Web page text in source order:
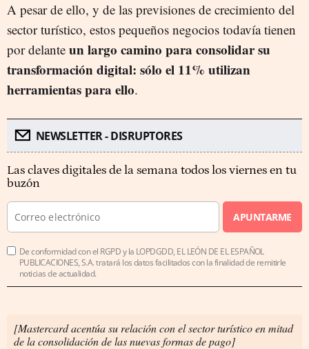
A pesar de ello, y de las previsiones de crecimiento del
sector turístico, estos pequeños negocios todavía tienen
por delante un largo camino para consolidar su
transformación digital: sólo el 11% utilizan
herramientas para ello.
NEWSLETTER - DISRUPTORES
Las claves digitales de la semana todos los viernes en tu
buzón
APUNTARME
De conformidad con el RGPD y la LOPDGDD, EL LEÓN DE EL ESPAÑOL
PUBLICACIONES, S.A. tratará los datos facilitados con la finalidad de remitirle
noticias de actualidad.
[Mastercard acentúa su relación con el sector turístico en mitad
de la consolidación de las nuevas formas de pago]